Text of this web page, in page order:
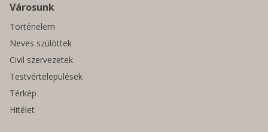
Városunk
Történelem
Neves szülöttek
Civil szervezetek
Testvértelepülések
Térkép
Hitélet